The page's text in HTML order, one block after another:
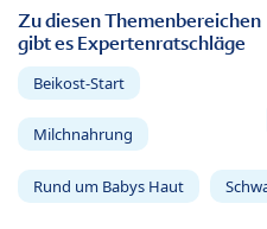
Zu diesen Themenbereichen
gibt es Expertenratschläge
Beikost-Start
Milchnahrung
Rund um Babys Haut